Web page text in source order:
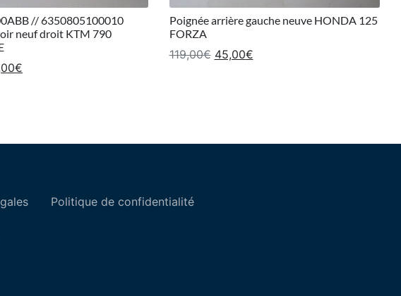
// 6350805100010
neuf droit KTM 790
initial était : 126,00€.
€
Poignée arrière gauche neuve HONDA 125
FORZA
119,00€ Le prix initial était : 119,00€.
45,00€Le prix actuel est : 45,00€.
Politique de confidentialité